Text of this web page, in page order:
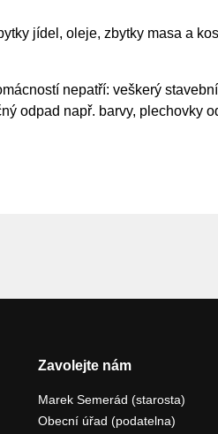
jídel, oleje, zbytky masa a
nepatří: veškerý
odpad např. barvy, plechovky
Zavolejte nám
Marek Semerád (starosta)
Obecní úřad (podatelna)